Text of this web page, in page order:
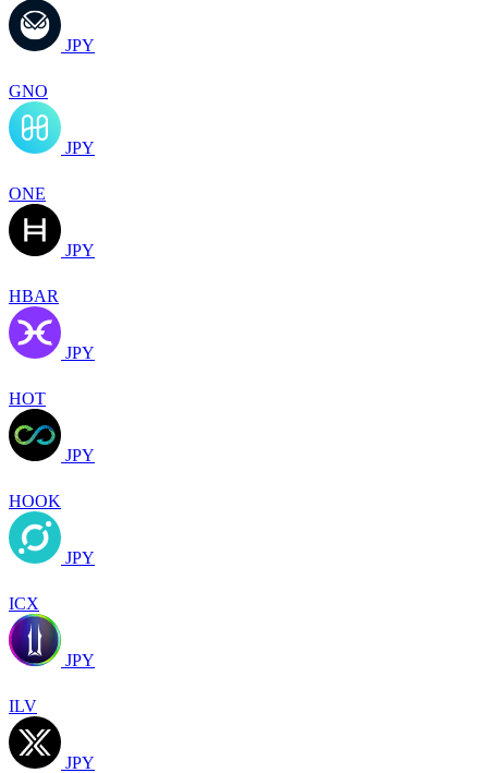
JPY
GNO
JPY
ONE
JPY
HBAR
JPY
HOT
JPY
HOOK
JPY
ICX
JPY
ILV
JPY